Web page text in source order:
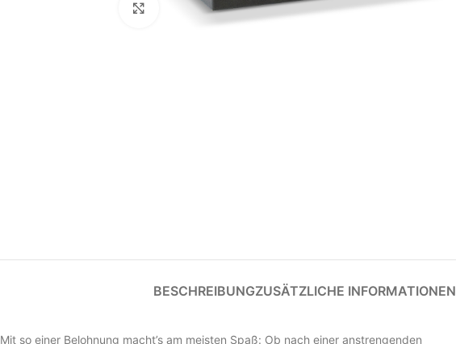
Klick zum Vergrößern
BESCHREIBUNGZUSÄTZLICHE INFORMATIONEN
Mit so einer Belohnung macht’s am meisten Spaß: Ob nach einer anstrengenden